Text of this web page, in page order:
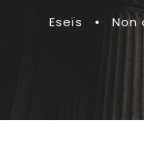
Eseïs • Non